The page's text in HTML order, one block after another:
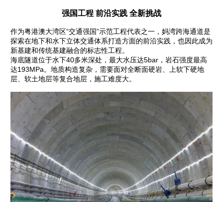
强国工程 前沿实践 全新挑战
作为粤港澳大湾区“交通强国”示范工程代表之一，妈湾跨海通道是
探索在地下和水下立体交通体系打造方面的前沿实践，也因此成为
新基建和传统基建融合的标志性工程。
海底隧道位于水下40多米深处，最大水压达5bar，岩石强度最高
达193MPa。地质构造复杂，需要面对全断面硬岩、上软下硬地
层、软土地层等复合地层，施工难度大。